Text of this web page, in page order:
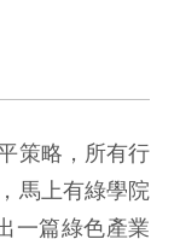
策略，所有行
馬上有綠學院
一篇綠色產業